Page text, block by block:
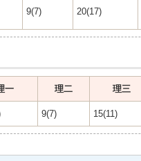
9(7) 20(17)
一 理二 理三
9(7) 15(11)